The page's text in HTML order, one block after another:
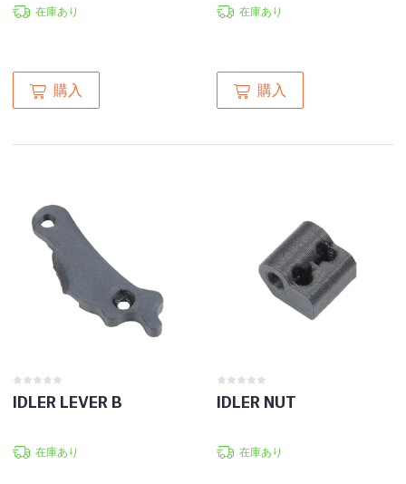
在庫あり
購入
在庫あり
購入
IDLER LEVER B
在庫あり
IDLER NUT
在庫あり